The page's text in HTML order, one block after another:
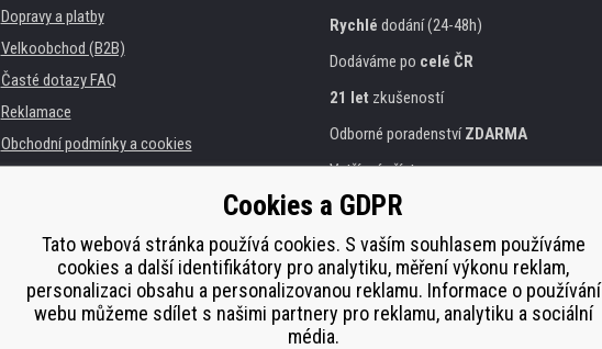
Dopravy a platby
Velkoobchod (B2B)
Časté dotazy FAQ
Reklamace
Obchodní podmínky a cookies
Pronájem tiskáren
Náhradní plnění
Odstoupení od smlouvy
Rychlé dodání (24-48h)
Dodáváme po celé ČR
21 let zkušeností
Odborné poradenstvíZDARMA
Vstřícný přístup
Zlatýcertifikát
Bezpečnéon-line platby
Cookies a GDPR
Tato webová stránka používá cookies. S vaším souhlasem používáme
cookies a další identifikátory pro analytiku, měření výkonu reklam,
personalizaci obsahu a personalizovanou reklamu. Informace o používání
webu můžeme sdílet s našimi partnery pro reklamu, analytiku a sociální
média.